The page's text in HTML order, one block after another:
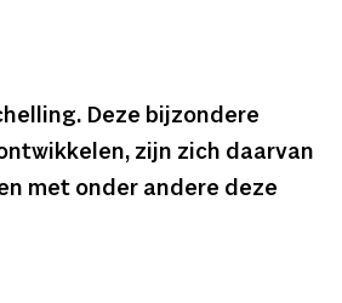
Deze bijzondere
, zijn zich daarvan
met onder andere deze